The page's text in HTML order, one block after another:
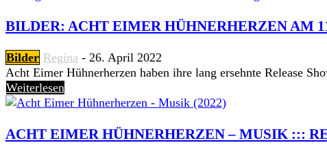
BILDER: ACHT EIMER HÜHNERHERZEN AM
Bilder Regina - 26. April 2022
Acht Eimer Hühnerherzen haben ihre lang ersehnte Release
Weiterlesen
ACHT EIMER HÜHNERHERZEN – MUSIK :::